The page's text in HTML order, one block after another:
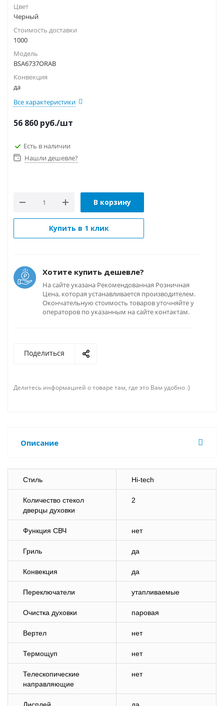
Цвет
Черный
Стоимость доставки
1000
Модель
BSA6737ORAB
Конвекция
да
Все характеристики
56 860 руб./шт
Есть в наличии
Нашли дешевле?
В корзину
Купить в 1 клик
Хотите купить дешевле?
На сайте указана Рекомендованная Розничная
Цена, которая устанавливается производителем.
Окончательную стоимость товаров уточняйте у
операторов по указанным на сайте контактам.
Поделиться
Делитесь информацией о товаре там, где это Вам удобно :)
Описание
Стиль Hi-tech
Количество стекол
дверцы духовки
2
Функция СВЧ нет
Гриль да
Конвекция да
Переключатели утапливаемые
Очистка духовки паровая
Вертел нет
Термощуп нет
Телескопические
направляющие
нет